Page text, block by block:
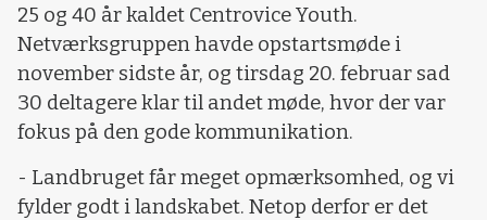
25 og 40 år kaldet Centrovice Youth.
Netværksgruppen havde opstartsmøde i
november sidste år, og tirsdag 20. februar sad
30 deltagere klar til andet møde, hvor der var
fokus på den gode kommunikation.
- Landbruget får meget opmærksomhed, og vi
fylder godt i landskabet. Netop derfor er det